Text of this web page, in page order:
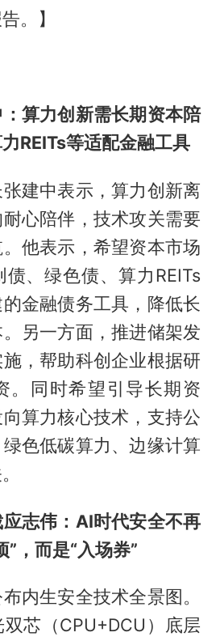
。】
算力创新需长期资本陪
REITs等适配金融工具
建中表示，算力创新离
心陪伴，技术攻关需要
他表示，希望资本市场
、绿色债、算力REITs
金融债务工具，降低长
另一方面，推进储架发
，帮助科创企业根据研
。同时希望引导长期资
算力核心技术，支持公
色低碳算力、边缘计算
志伟：AI时代安全不再
”，而是“入场券”
内生安全技术全景图。
芯（CPU+DCU）底层